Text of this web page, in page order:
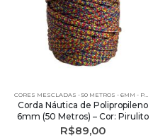
Corda Náutica de Polipropileno
6mm (50 Metros) – Cor: Pirulito
R$89,00